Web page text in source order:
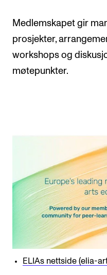
Medlemskapet gir
prosjekter,
workshops og
møtepunkter.
ELIAs nettside (elia-